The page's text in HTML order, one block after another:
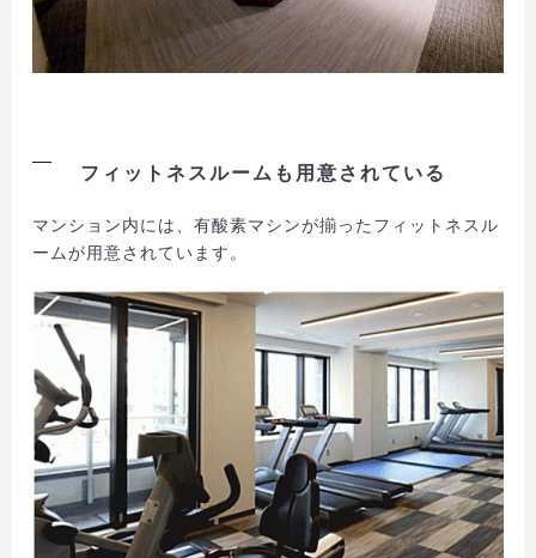
フィットネスルームも用意されている
マンション内には、有酸素マシンが揃ったフィットネスル
ームが用意されています。